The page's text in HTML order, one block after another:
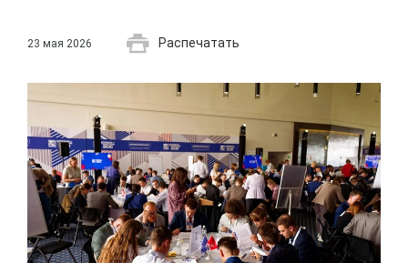
23 мая 2026 Распечатать